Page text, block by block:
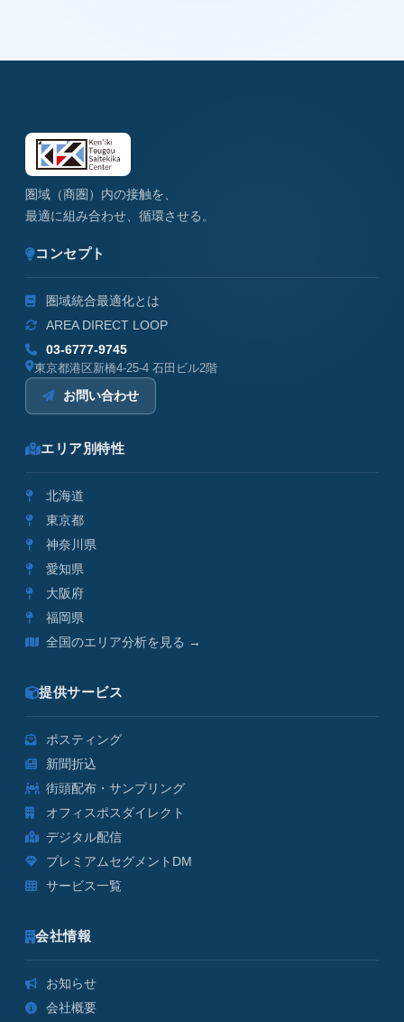
圏域（商圏）内の接触を、
最適に組み合わせ、循環させる。
コンセプト
圏域統合最適化とは
AREA DIRECT LOOP
03-6777-9745
東京都港区新橋4-25-4 石田ビル2階
お問い合わせ
エリア別特性
北海道
東京都
神奈川県
愛知県
大阪府
福岡県
全国のエリア分析を見る →
提供サービス
ポスティング
新聞折込
街頭配布・サンプリング
オフィスポスダイレクト
デジタル配信
プレミアムセグメントDM
サービス一覧
会社情報
お知らせ
会社概要